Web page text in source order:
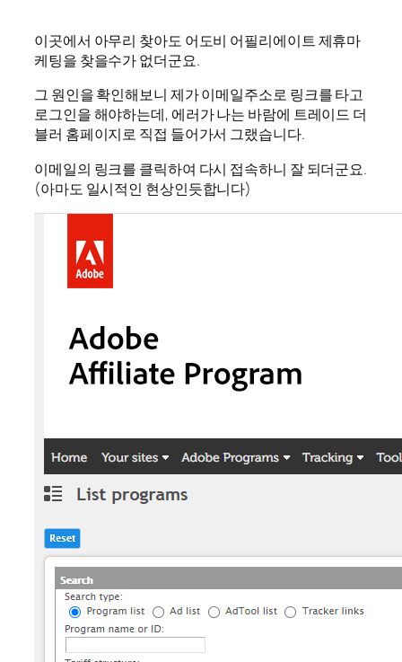
이곳에서 아무리 찾아도 어도비 어필리에이트 제휴마
케팅을 찾을수가 없더군요.
그 원인을 확인해보니 제가 이메일주소로 링크를 타고
로그인을 해야하는데, 에러가 나는 바람에 트레이드 더
블러 홈페이지로 직접 들어가서 그랬습니다.
이메일의 링크를 클릭하여 다시 접속하니 잘 되더군요.
(아마도 일시적인 현상인듯합니다)